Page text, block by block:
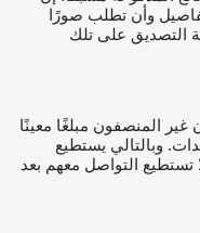
وأن تطلب صورًا
التصديق على تلك
غير المنصفون مبلغًا معينًا
وبالتالي يستطيع
تستطيع التواصل معهم بعد